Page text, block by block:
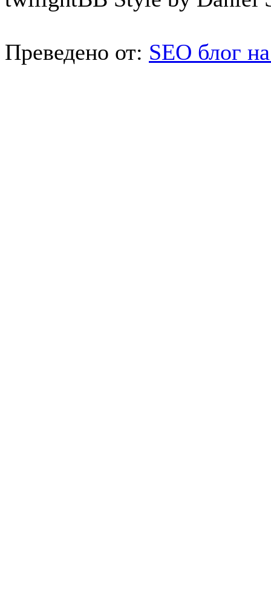
Преведено от: SEO блог